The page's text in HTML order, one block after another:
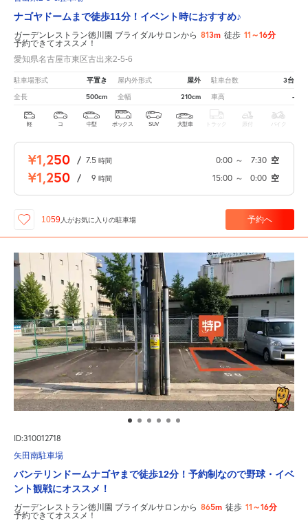
ナゴヤドームまで徒歩11分！イベント時におすすめ♪
ガーデンレストラン徳川園 ブライダルサロンから 813m 徒歩 11～16分
予約できてオススメ！
愛知県名古屋市東区古出来2-5-6
駐車場形式 平置き 屋内外形式 屋外 駐車台数 3台
全長 500cm 全幅 210cm 車高 -
軽 コ 中型 ボックス SUV 大型車 トラック 原付 バイク
¥1,250 / 7.5 時間 0:00 ～ 7:30 空
¥1,250 / 9 時間 15:00 ～ 0:00 空
1059人がお気に入りの駐車場 予約へ
ID:310012718
矢田南駐車場
バンテリンドームナゴヤまで徒歩12分！予約制なので野球・イベ
ント観戦にオススメ！
ガーデンレストラン徳川園 ブライダルサロンから 865m 徒歩 11～16分
予約できてオススメ！